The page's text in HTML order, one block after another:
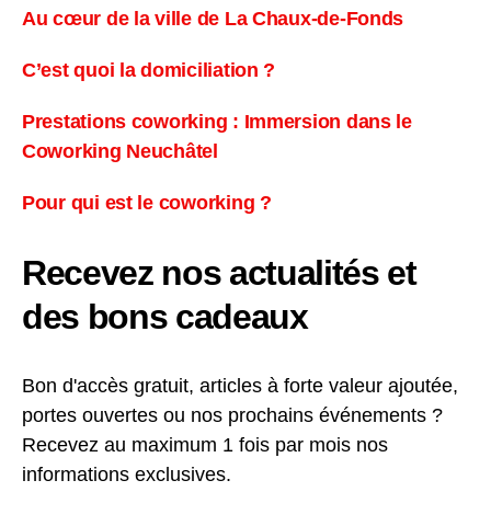
Au cœur de la ville de La Chaux-de-Fonds
C’est quoi la domiciliation ?
Prestations coworking : Immersion dans le
Coworking Neuchâtel
Pour qui est le coworking ?
Recevez nos actualités et
des bons cadeaux
Bon d'accès gratuit, articles à forte valeur ajoutée,
portes ouvertes ou nos prochains événements ?
Recevez au maximum 1 fois par mois nos
informations exclusives.